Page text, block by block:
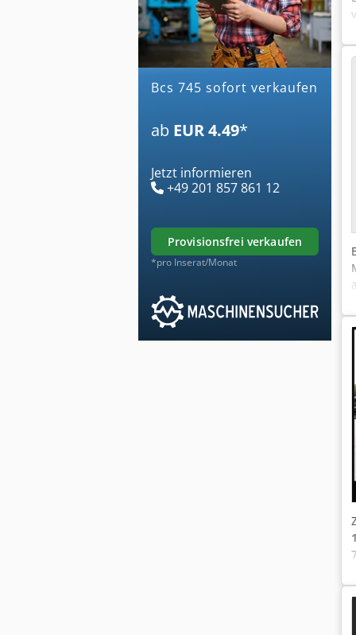
bcs 745 sofort verkaufen
ab EUR 4.49*
Jetzt informieren
+49 201 857 861 12
provisionsfrei verkaufen
*pro Inserat/Monat